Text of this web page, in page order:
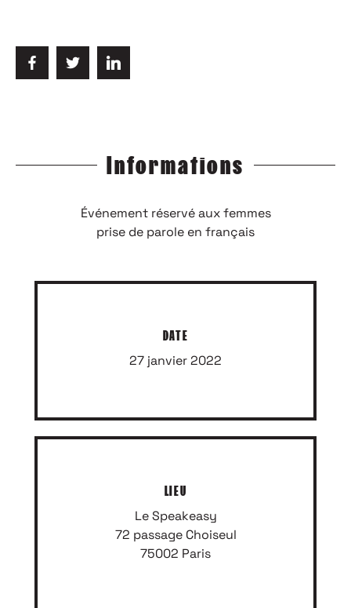
Informations
Événement réservé aux femmes
prise de parole en français
DATE
27 janvier 2022
LIEU
Le Speakeasy
72 passage Choiseul
75002 Paris